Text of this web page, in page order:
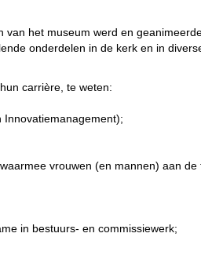
van het museum werd en
onderdelen in de kerk en in
carrière, te weten:
Innovatiemanagement);
vrouwen (en mannen) aan de
in bestuurs- en commissiewerk;